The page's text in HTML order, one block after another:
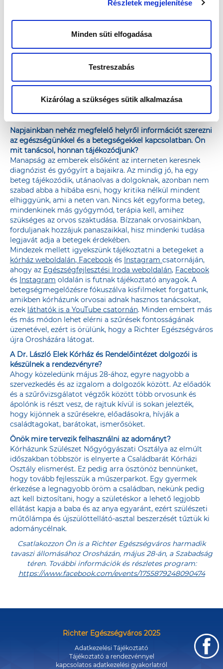
Részletek megjelenítése
Minden süti elfogadása
Testreszabás
Kizárólag a szükséges sütik alkalmazása
gyorsan elvégezhetők.
Mit gondol arról, hogy a Richter Egészségvároson
nemcsak a saját egészségükkel foglalkoznak az emberek,
de jótékony célért is tesznek, hiszen aktivitásukkal a helyi
egészségügyi intézményt is segítik?
kórházuk. Sok esetben tapasztaltuk már mi magunk is,
hogy egy nemes és jó cél érdekében megmozdulnak az
emberek, hiszen tudják, egy jól felszerelt kórházban
hatékonyabb és gyorsabb az ellátás és a gyógyulás.
Napjainkban nehéz megfelelő helyről információt szerezni
az egészségünkkel és a betegségekkel kapcsolatban. Ön
mit tanácsol, honnan tájékozódjunk?
Manapság az emberek elsőként az interneten keresnek
diagnózist és gyógyírt a bajaikra. Az mindig jó, ha egy
beteg tájékozódik, utánaolvas a dolgoknak, azonban nem
szabad abba a hibába esni, hogy kritika nélkül mindent
elhiggyünk, ami a neten van. Nincs két egyforma beteg,
mindenkinek más gyógymód, terápia kell, amihez
szükséges az orvos szaktudása. Bízzanak orvosainkban,
forduljanak hozzájuk panaszaikkal, hisz mindenki tudása
legjavát adja a betegek érdekében.
Mindezek mellett igyekszünk tájékoztatni a betegeket a
kórház weboldalán, Facebook és Instagram csatornáján,
ahogy az Egészségfejlesztési Iroda weboldalán, Facebook
és Instagram oldalán is futnak tájékoztató anyagok. A
betegségmegelőzésre fókuszálva kisfilmeket forgattunk,
amikben kórházunk orvosai adnak hasznos tanácsokat,
ezek láthatók is a YouTube csatornán. Minden embert más
és más módon lehet elérni a szűrések fontosságának
üzenetével, ezért is örülünk, hogy a Richter Egészségváros
újra Orosházára látogat.
A Dr. László Elek Kórház és Rendelőintézet dolgozói is
készülnek a rendezvényre?
Ahogy közeledünk május 28-ához, egyre nagyobb a
szervezkedés és az izgalom a dolgozók között. Az előadók
és a szűrővizsgálatot végzők között több orvosunk és
ápolónk is részt vesz, de rajtuk kívül is sokan jelezték,
hogy kijönnek a szűrésekre, előadásokra, hívják a
családtagokat, barátokat, ismerősöket.
Önök mire tervezik felhasználni az adományt?
Kórházunk Szülészet Nőgyógyászati Osztálya az elmúlt
időszakban többször is elnyerte a Családbarát Kórházi
Osztály elismerést. Ez pedig arra ösztönöz bennünket,
hogy tovább fejlesszük a műszerparkot. Egy gyermek
érkezése a legnagyobb öröm a családban, nekünk pedig
azt kell biztosítani, hogy a születéskor a lehető legjobb
ellátást kapja a baba és az anya egyaránt, ezért szülészeti
műtőlámpa és újszülöttellátó-asztal beszerzését tűztük ki
adománycélnak.
Csatlakozzon Ön is a Richter Egészségváros harmadik
tavaszi állomásához Orosházán, május 28-án, a Szabadság
téren. További információk és részletes program:
https://www.facebook.com/events/1755879248090474
Richter Egészségváros 2025
Adatkezelési Tájékoztató
Tájékoztató a rendezvénnyel
kapcsolatos adatkezelési gyakorlatról